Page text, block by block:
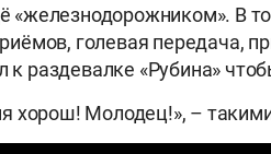
«железнодорожником». В
голевая передача,
раздевалке «Рубина»
хорош! Молодец!», –